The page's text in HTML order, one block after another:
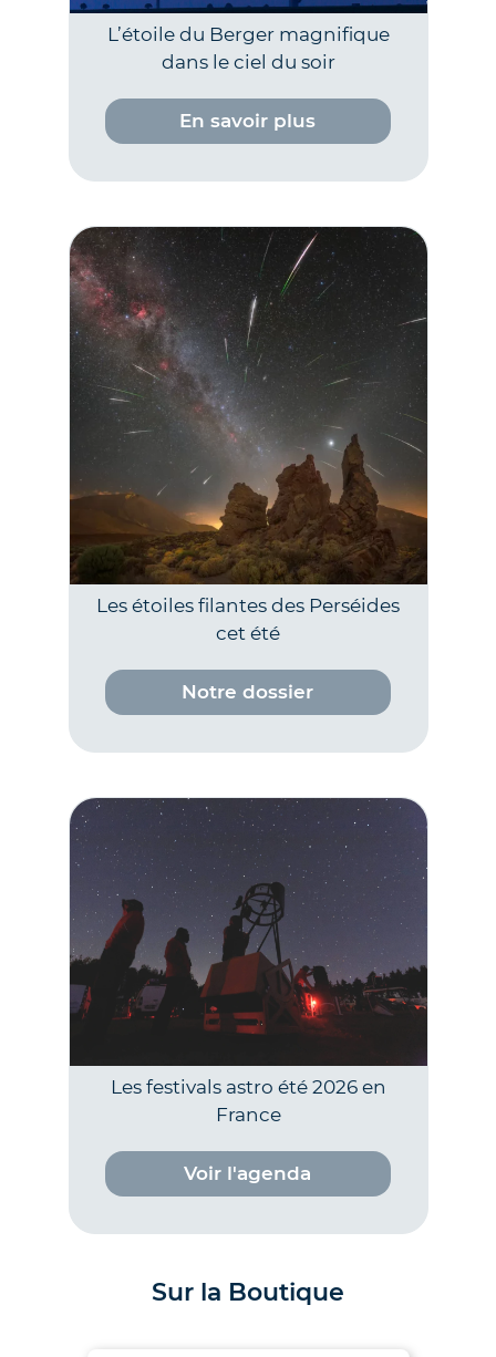
L’étoile du Berger magnifique
dans le ciel du soir
En savoir plus
Les étoiles filantes des Perséides
cet été
Notre dossier
Les festivals astro été 2026 en
France
Voir l'agenda
Sur la Boutique